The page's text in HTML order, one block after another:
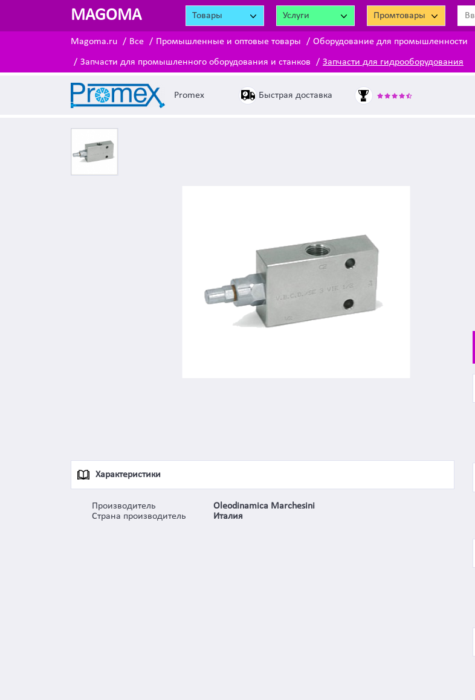
MAGOMA Товары Услуги Промтовары
Magoma.ru Все Промышленные и оптовые товары Оборудование для промышленности
Запчасти для промышленного оборудования и станков Запчасти для гидрооборудования
Promex Быстрая доставка
Характеристики
Производитель
Oleodinamica Marchesini
Страна производитель
Италия